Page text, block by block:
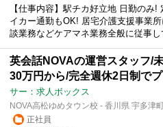
【仕事内容】駅チカ好立地 日勤のみ
イカー通勤もOK! 居宅介護支援事業
談業務などケアマネ業務全般に従事し
英会話NOVAの運営スタッフ/
30万円から/完全週休2日制で
サー：求人ボックス
NOVA高松ゆめタウン校 - 香川県 宇多津
正社員